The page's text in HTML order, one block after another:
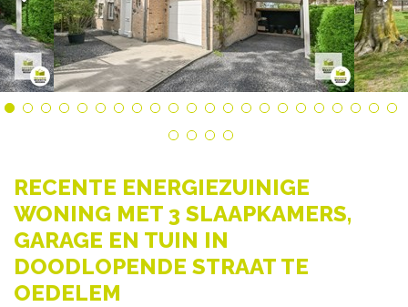
RECENTE ENERGIEZUINIGE
WONING MET 3 SLAAPKAMERS,
GARAGE EN TUIN IN
DOODLOPENDE STRAAT TE
OEDELEM